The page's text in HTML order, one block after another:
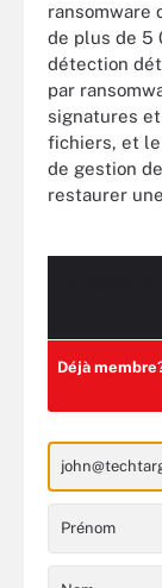
ransomware
de plus de 5
détection
par
signatures
fichiers, et le
de gestion
restaurer
Déjà